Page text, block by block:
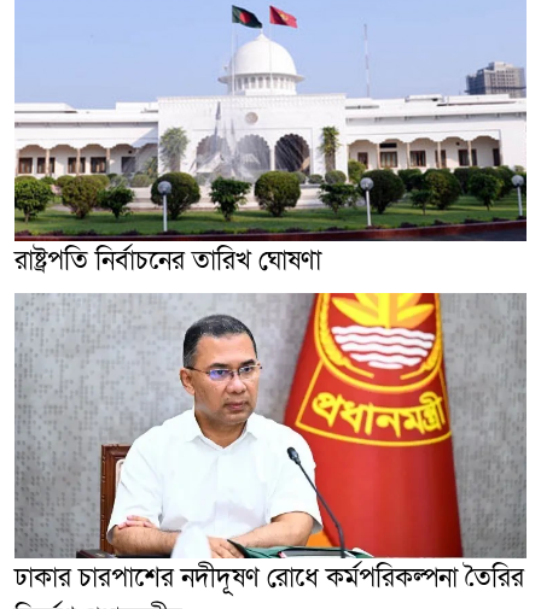
রাষ্ট্রপতি নির্বাচনের তারিখ ঘোষণা
ঢাকার চারপাশের নদীদূষণ রোধে কর্মপরিকল্পনা তৈরির